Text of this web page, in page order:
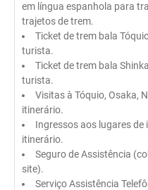
em língua espanhola para
trajetos de trem.
Ticket de trem bala
turista.
Ticket de trem bala
turista.
Visitas à Tóquio, Osaka,
itinerário.
Ingressos aos lugares de
itinerário.
Seguro de Assistência
site).
Serviço Assistência